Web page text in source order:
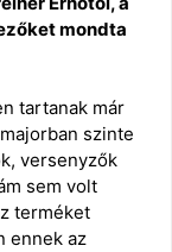
mondta
tartanak már
szinte
versenyzők
sem volt
terméket
ennek az